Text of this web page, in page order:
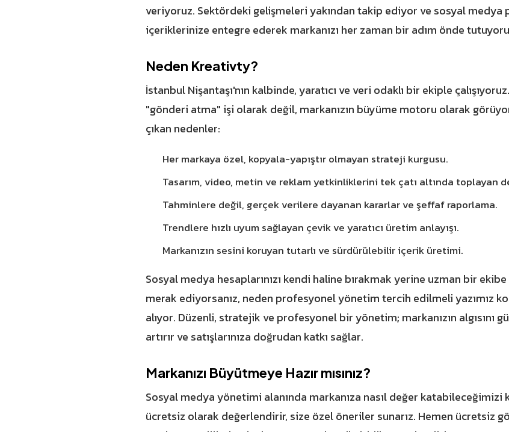
veriyoruz. Sektördeki gelişmeleri yakından takip ediyor ve sosyal medya
içeriklerinize entegre ederek markanızı her zaman bir adım önde
Neden Kreativty?
İstanbul Nişantaşı'nın kalbinde, yaratıcı ve veri odaklı bir ekiple
"gönderi atma" işi olarak değil, markanızın büyüme motoru olarak
çıkan nedenler:
Her markaya özel, kopyala-yapıştır olmayan strateji kurgusu.
Tasarım, video, metin ve reklam yetkinliklerini tek çatı altında toplayan
Tahminlere değil, gerçek verilere dayanan kararlar ve şeffaf raporlama.
Trendlere hızlı uyum sağlayan çevik ve yaratıcı üretim anlayışı.
Markanızın sesini koruyan tutarlı ve sürdürülebilir içerik üretimi.
Sosyal medya hesaplarınızı kendi haline bırakmak yerine uzman bir
merak ediyorsanız, neden profesyonel yönetimtercih edilmeli yazımız
alıyor. Düzenli, stratejik ve profesyonel bir yönetim; markanızın algısını
artırır ve satışlarınıza doğrudan katkı sağlar.
Markanızı Büyütmeye Hazır mısınız?
Sosyal medya yönetimi alanında markanıza nasıl değer katabileceğimizi
ücretsiz olarak değerlendirir, size özel öneriler sunarız. Hemen ücretsiz